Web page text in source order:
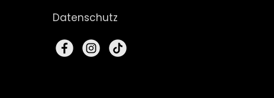
Datenschutz